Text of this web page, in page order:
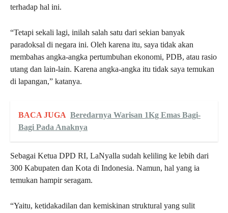
terhadap hal ini.
“Tetapi sekali lagi, inilah salah satu dari sekian banyak
paradoksal di negara ini. Oleh karena itu, saya tidak akan
membahas angka-angka pertumbuhan ekonomi, PDB, atau rasio
utang dan lain-lain. Karena angka-angka itu tidak saya temukan
di lapangan,” katanya.
BACA JUGA Beredarnya Warisan 1Kg Emas Bagi-
Bagi Pada Anaknya
Sebagai Ketua DPD RI, LaNyalla sudah keliling ke lebih dari
300 Kabupaten dan Kota di Indonesia. Namun, hal yang ia
temukan hampir seragam.
“Yaitu, ketidakadilan dan kemiskinan struktural yang sulit